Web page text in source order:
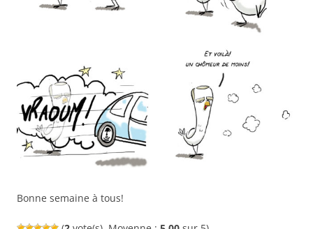
Bonne semaine à tous!